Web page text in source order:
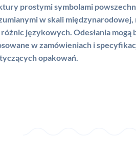
prostymi symbolami
w skali międzynarodowej,
językowych. Odesłania mogą
w zamówieniach i
opakowań.